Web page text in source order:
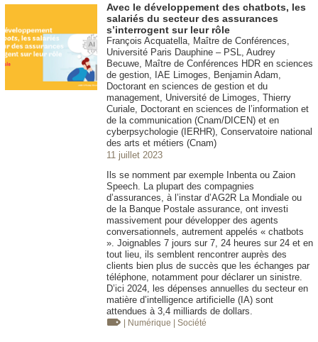
Avec le développement des chatbots, les
salariés du secteur des assurances
s’interrogent sur leur rôle
François Acquatella, Maître de Conférences,
Université Paris Dauphine – PSL, Audrey
Becuwe, Maître de Conférences HDR en sciences
de gestion, IAE Limoges, Benjamin Adam,
Doctorant en sciences de gestion et du
management, Université de Limoges, Thierry
Curiale, Doctorant en sciences de l’information et
de la communication (Cnam/DICEN) et en
cyberpsychologie (IERHR), Conservatoire national
des arts et métiers (Cnam)
11 juillet 2023
Ils se nomment par exemple Inbenta ou Zaion
Speech. La plupart des compagnies
d’assurances, à l’instar d’AG2R La Mondiale ou
de la Banque Postale assurance, ont investi
massivement pour développer des agents
conversationnels, autrement appelés « chatbots
». Joignables 7 jours sur 7, 24 heures sur 24 et en
tout lieu, ils semblent rencontrer auprès des
clients bien plus de succès que les échanges par
téléphone, notamment pour déclarer un sinistre.
D’ici 2024, les dépenses annuelles du secteur en
matière d’intelligence artificielle (IA) sont
attendues à 3,4 milliards de dollars.
| Numérique | Société